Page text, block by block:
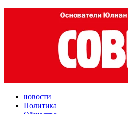
новости
Политика